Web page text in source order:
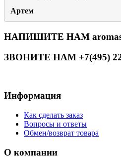
Артем
НАПИШИТЕ НАМ
ЗВОНИТЕ НАМ +7(495)
Информация
Как сделать заказ
Вопросы и ответы
Обмен/возврат товара
О компании